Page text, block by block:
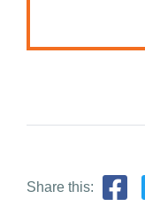
Share this: